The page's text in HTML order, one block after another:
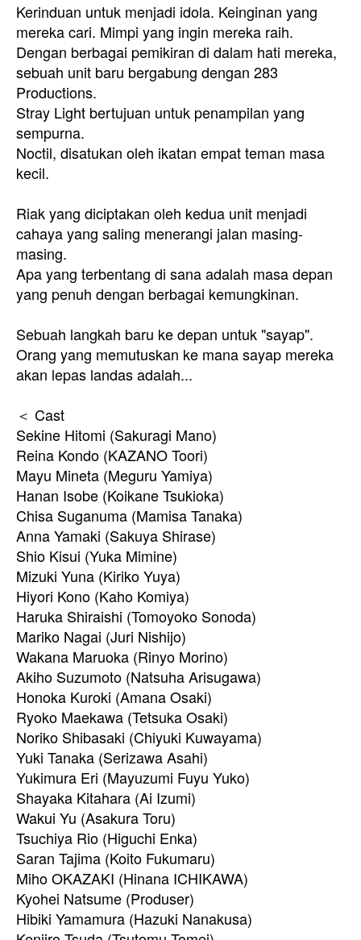
Kerinduan untuk menjadi idola. Keinginan yang
mereka cari. Mimpi yang ingin mereka raih.
Dengan berbagai pemikiran di dalam hati mereka,
sebuah unit baru bergabung dengan 283
Productions.
Stray Light bertujuan untuk penampilan yang
sempurna.
Noctil, disatukan oleh ikatan empat teman masa
kecil.
Riak yang diciptakan oleh kedua unit menjadi
cahaya yang saling menerangi jalan masing-
masing.
Apa yang terbentang di sana adalah masa depan
yang penuh dengan berbagai kemungkinan.
Sebuah langkah baru ke depan untuk "sayap".
Orang yang memutuskan ke mana sayap mereka
akan lepas landas adalah...
＜ Cast
Sekine Hitomi (Sakuragi Mano)
Reina Kondo (KAZANO Toori)
Mayu Mineta (Meguru Yamiya)
Hanan Isobe (Koikane Tsukioka)
Chisa Suganuma (Mamisa Tanaka)
Anna Yamaki (Sakuya Shirase)
Shio Kisui (Yuka Mimine)
Mizuki Yuna (Kiriko Yuya)
Hiyori Kono (Kaho Komiya)
Haruka Shiraishi (Tomoyoko Sonoda)
Mariko Nagai (Juri Nishijo)
Wakana Maruoka (Rinyo Morino)
Akiho Suzumoto (Natsuha Arisugawa)
Honoka Kuroki (Amana Osaki)
Ryoko Maekawa (Tetsuka Osaki)
Noriko Shibasaki (Chiyuki Kuwayama)
Yuki Tanaka (Serizawa Asahi)
Yukimura Eri (Mayuzumi Fuyu Yuko)
Shayaka Kitahara (Ai Izumi)
Wakui Yu (Asakura Toru)
Tsuchiya Rio (Higuchi Enka)
Saran Tajima (Koito Fukumaru)
Miho OKAZAKI (Hinana ICHIKAWA)
Kyohei Natsume (Produser)
Hibiki Yamamura (Hazuki Nanakusa)